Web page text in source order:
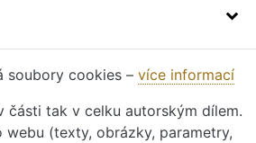
soubory cookies – více informací
části tak v celku autorským dílem.
webu (texty, obrázky, parametry,